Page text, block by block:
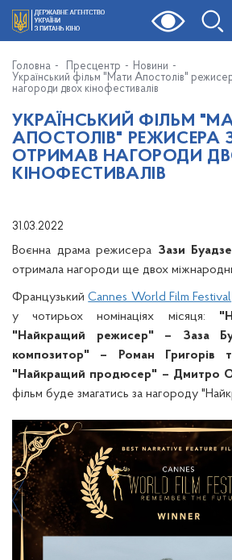
Головна Пресцентр
Новини
Український фільм "Мати Апостолів"
нагороди двох кінофестивалів
УКРАЇНСЬКИЙ ФІЛЬМ
АПОСТОЛІВ" РЕЖИСЕРА
ОТРИМАВ НАГОРОДИ
КІНОФЕСТИВАЛІВ
31.03.2022
Воєнна драма режисера Зази
отримала нагороди ще двох
ФранцузькийCannes World Film Festival
у чотирьох номінаціях місяця:
"Найкращий режисер" – Заза
композитор" – Роман Григорів
"Найкращий продюсер" – Дмитро
фільм буде змагатись за нагороду